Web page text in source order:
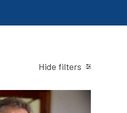
Hide filters